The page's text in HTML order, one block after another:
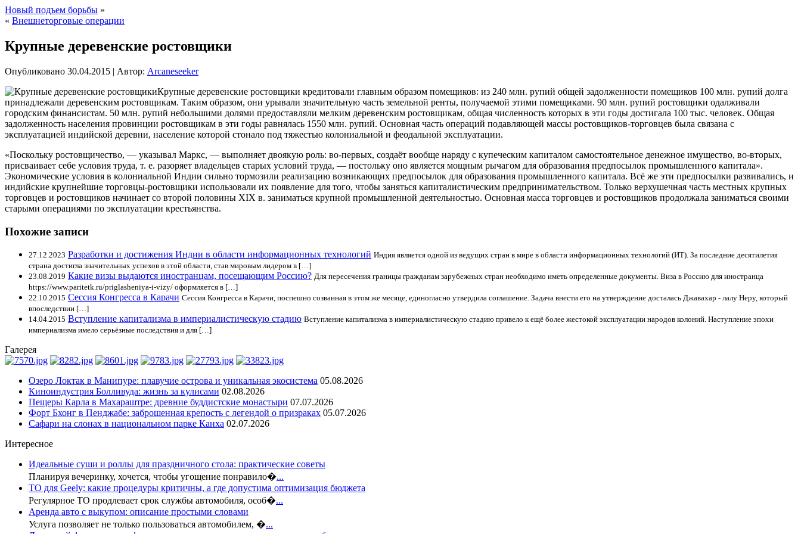
Новый подъем борьбы »
« Внешнеторговые операции
Крупные деревенские ростовщики
Опубликовано 30.04.2015 | Автор: Arcaneseeker
Крупные деревенские ростовщики кредитовали главным образом помещиков: из 240 млн. рупий общей задолженности помещиков 100 млн. рупий долга
принадлежали деревенским ростовщикам. Таким образом, они урывали значительную часть земельной ренты, получаемой этими помещиками. 90 млн. рупий ростовщики одалживали
городским финансистам. 50 млн. рупий небольшими долями предоставляли мелким деревенским ростовщикам, общая численность которых в эти годы достигала 100 тыс. человек. Общая
задолженность населения провинции ростовщикам в эти годы равнялась 1550 млн. рупий. Основная часть операций подавляющей массы ростовщиков-торговцев была связана с
эксплуатацией индийской деревни, население которой стонало под тяжестью колониальной и феодальной эксплуатации.
«Поскольку ростовщичество, — указывал Маркс, — выполняет двоякую роль: во-первых, создаёт вообще наряду с купеческим капиталом самостоятельное денежное имущество, во-вторых,
присваивает себе условия труда, т. е. разоряет владельцев старых условий труда, — постольку оно является мощным рычагом для образования предпосылок промышленного капитала».
Экономические условия в колониальной Индии сильно тормозили реализацию возникающих предпосылок для образования промышленного капитала. Всё же эти предпосылки развивались, и
индийские крупнейшие торговцы-ростовщики использовали их появление для того, чтобы заняться капиталистическим предпринимательством. Только верхушечная часть местных крупных
торговцев и ростовщиков начинает со второй половины XIX в. заниматься крупной промышленной деятельностью. Основная масса торговцев и ростовщиков продолжала заниматься своими
старыми операциями по эксплуатации крестьянства.
Похожие записи
27.12.2023 Разработки и достижения Индии в области информационных технологий Индия является одной из ведущих стран в мире в области информационных технологий (ИТ). За последние десятилетия
страна достигла значительных успехов в этой области, став мировым лидером в […]
23.08.2019 Какие визы выдаются иностранцам, посещающим Россию? Для пересечения границы гражданам зарубежных стран необходимо иметь определенные документы. Виза в Россию для иностранца
https://www.paritetk.ru/priglasheniya-i-vizy/ оформляется в […]
22.10.2015 Сессия Конгресса в Карачи Сессия Конгресса в Карачи, поспешно созванная в этом же месяце, единогласно утвердила соглашение. Задача внести его на утверждение досталась Джавахар - лалу Неру, который
впоследствии […]
14.04.2015 Вступление капитализма в империалистическую стадию Вступление капитализма в империалистическую стадию привело к ещё более жестокой эксплуатации народов колоний. Наступление эпохи
империализма имело серьёзные последствия и для […]
Галерея
Озеро Локтак в Манипуре: плавучие острова и уникальная экосистема 05.08.2026
Киноиндустрия Болливуда: жизнь за кулисами 02.08.2026
Пещеры Карла в Махараштре: древние буддистские монастыри 07.07.2026
Форт Бхонг в Пенджабе: заброшенная крепость с легендой о призраках 05.07.2026
Сафари на слонах в национальном парке Канха 02.07.2026
Интересное
Идеальные суши и роллы для праздничного стола: практические советы
Планируя вечеринку, хочется, чтобы угощение понравило�...
ТО для Geely: какие процедуры критичны, а где допустима оптимизация бюджета
Регулярное ТО продлевает срок службы автомобиля, особ�...
Аренда авто с выкупом: описание простыми словами
Услуга позволяет не только пользоваться автомобилем, �...